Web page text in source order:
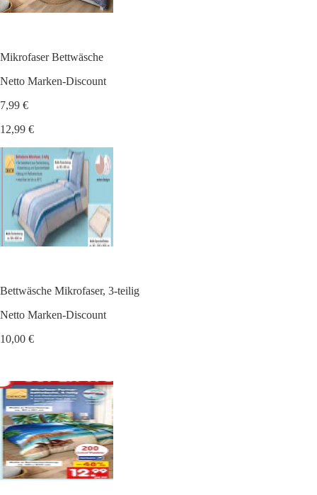
Mikrofaser Bettwäsche
Netto Marken-Discount
7,99 €
12,99 €
Bettwäsche Mikrofaser, 3-teilig
Netto Marken-Discount
10,00 €